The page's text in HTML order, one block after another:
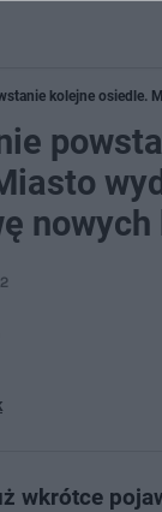
kolejne osiedle.
wkrótce